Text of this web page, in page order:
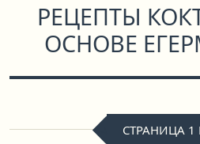
РЕЦЕПТЫ
ОСНОВЕ
СТРАНИЦА 1